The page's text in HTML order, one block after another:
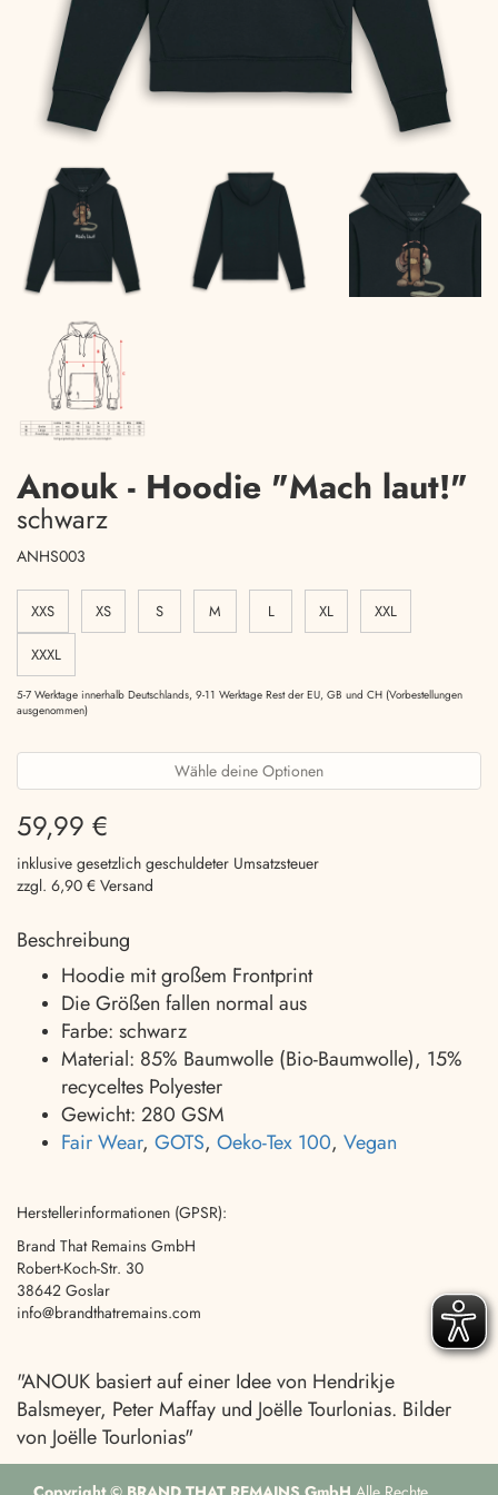
Anouk - Hoodie "Mach laut!"
schwarz
ANHS003
XXS XS S M L XL XXL
XXXL
5-7 Werktage innerhalb Deutschlands, 9-11 Werktage Rest der EU, GB und CH (Vorbestellungen
ausgenommen)
Wähle deine Optionen
59,99 €
inklusive gesetzlich geschuldeter Umsatzsteuer
zzgl. 6,90 € Versand
Beschreibung
Hoodie mit großem Frontprint
Die Größen fallen normal aus
Farbe: schwarz
Material: 85% Baumwolle (Bio-Baumwolle), 15%
recyceltes Polyester
Gewicht: 280 GSM
Fair Wear, GOTS, Oeko-Tex 100, Vegan
Herstellerinformationen (GPSR):
Brand That Remains GmbH
Robert-Koch-Str. 30
38642 Goslar
info@brandthatremains.com
"ANOUK basiert auf einer Ideevon Hendrikje
Balsmeyer, Peter Maffay und Joëlle Tourlonias. Bilder
von Joëlle Tourlonias"